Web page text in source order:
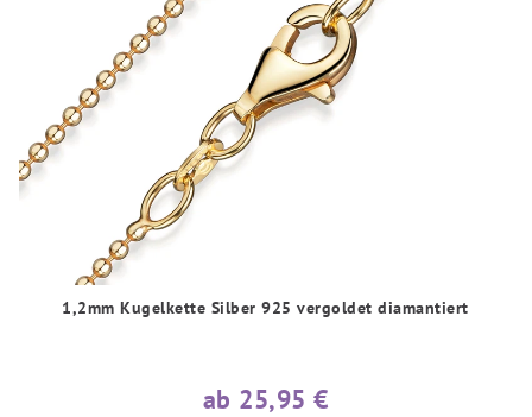
1,2mm Kugelkette Silber 925 vergoldet diamantiert
ab 25,95 €